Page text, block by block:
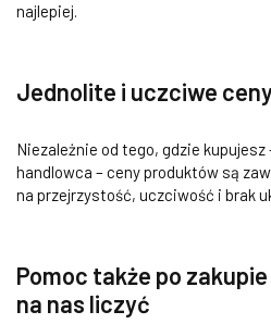
najlepiej.
Jednolite i uczciwe
Niezależnie od tego, gdzie
handlowca – ceny produktów są
na przejrzystość, uczciwość i brak
Pomoc także po
na nas liczyć